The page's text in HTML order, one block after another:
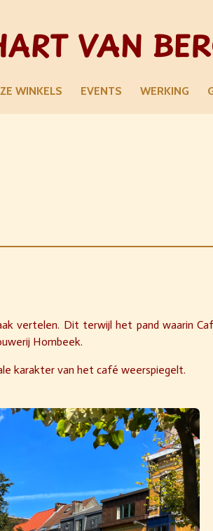
VAN
WINKELS EVENTS WERKING
vertelen. Dit terwijl het pand waarin
Hombeek.
karakter van het café weerspiegelt.